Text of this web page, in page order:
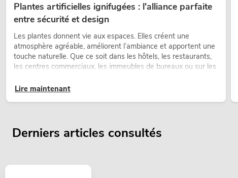
Plantes artificielles ignifugées : l'alliance parfaite
entre sécurité et design
Les plantes donnent vie aux espaces. Elles créent une
atmosphère agréable, améliorent l’ambiance et apportent une
touche naturelle. Que ce soit dans les hôtels, les restaurants,
les centres commerciaux, les immeubles de bureaux ou sur les
longtemps partie intégrante des concepts d’aménagement
Lire maintenant
Derniers articles consultés